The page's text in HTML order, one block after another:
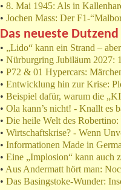
• 8. Mai 1945: Als in
• Jochen Mass: Der F1-
Das neueste Dutzend
• „Lido“ kann ein Strand –
• Nürburgring Jubiläum 2027:
• P72 & 01 Hypercars:
• Entwicklung hin zur Krise:
• Beispiel dafür, warum die
• Ola kann’s nicht! - Knallt es
• Die heile Welt des Robertino:
• Wirtschaftskrise? - Wenn
• Informationen Made in
• Eine „Implosion“ kann auch
• Aus Andermatt hört man:
• Das Basingstoke-Wunder: